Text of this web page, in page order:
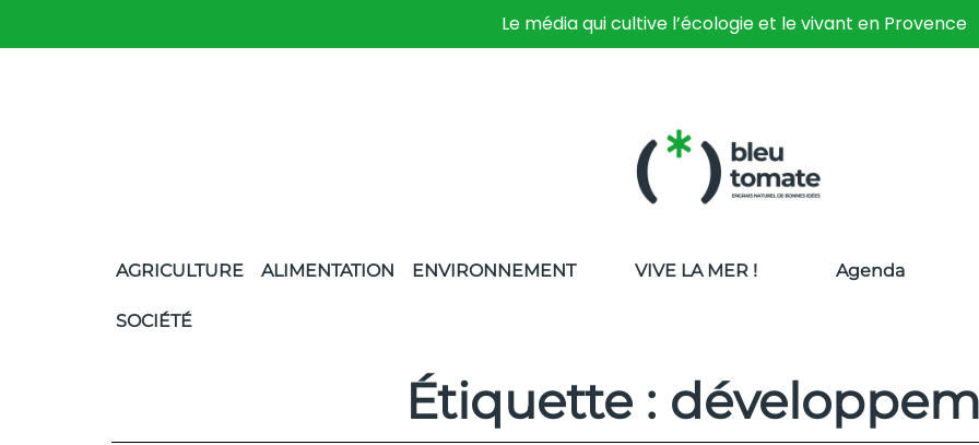
Le média qui cultive l’écologie et le vivant en Provence
AGRICULTURE ALIMENTATION ENVIRONNEMENT
SOCIÉTÉ
VIVE LA MER ! Agenda
Étiquette :